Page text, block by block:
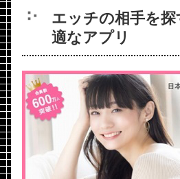
エッチの相手を
適なアプリ